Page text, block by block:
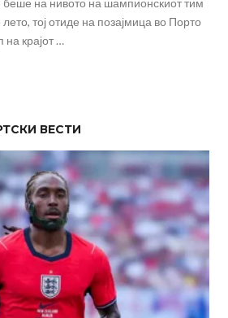
беше на нивото на шампионскиот тим
тој отиде на позајмица во Порто
на крајот …
ВЕСТИ